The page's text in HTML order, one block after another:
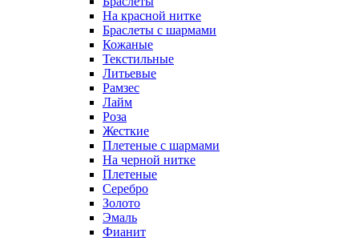
На красной нитке
Браслеты с шармами
Кожаные
Текстильные
Литьевые
Рамзес
Лайм
Роза
Жесткие
Плетеные с шармами
На черной нитке
Плетеные
Серебро
Золото
Эмаль
Фианит